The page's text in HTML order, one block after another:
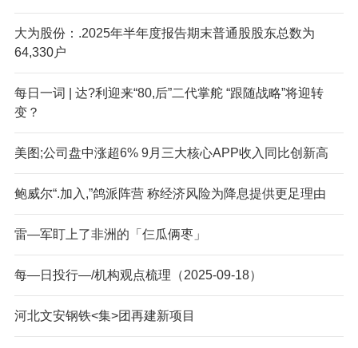
大为股份：.2025年半年度报告期末普通股股东总数为
64,330户
每日一词 | 达?利迎来“80,后”二代掌舵 “跟随战略”将迎转
变？
美图;公司盘中涨超6% 9月三大核心APP收入同比创新高
鲍威尔“.加入,”鸽派阵营 称经济风险为降息提供更足理由
雷—军盯上了非洲的「仨瓜俩枣」
每—日投行—/机构观点梳理（2025-09-18）
河北文安钢铁<集>团再建新项目